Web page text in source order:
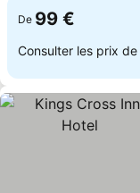
De 99 €
Consulter les prix de